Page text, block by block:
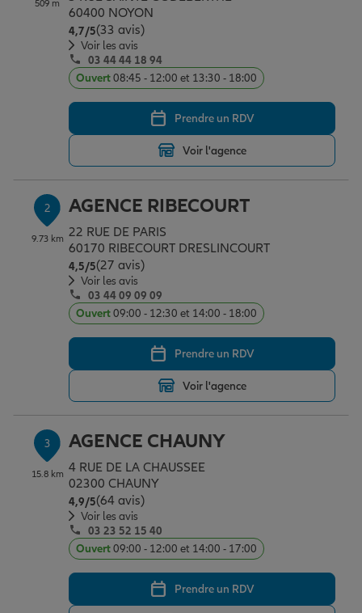
Assurance emprunteur
Prévoyance et dépendance
Assurance animal de compagnie
Protection de la famille
Protection juridique
Épargne & retraite
Plan épargne retraite
Assurance vie
Placements financiers
Investissements immobiliers
Transmission
Vos projets
Partir en vacances
Déménager
Changer de voiture
Départ à la retraite
Conseil assurance
Outre-mer
Assurance auto
Assurance habitation
Garantie des accidents de la vie
Assurance scolaire
Protection juridique
Professionnels
Allianz en France
509 m
60400 NOYON
4,7/5Note de 4.7 sur 5
(33 avis)
Voir les avis
03 44 44 18 94
Ouvert08:45 - 12:00 et 13:30 - 18:00
Prendre un RDV
Voir l'agence
2
9.73 km
AGENCE RIBECOURT
22 RUE DE PARIS
60170 RIBECOURT DRESLINCOURT
4,5/5Note de 4.5 sur 5
(27 avis)
Voir les avis
03 44 09 09 09
Ouvert09:00 - 12:30 et 14:00 - 18:00
Prendre un RDV
Voir l'agence
3
15.8 km
AGENCE CHAUNY
4 RUE DE LA CHAUSSEE
02300 CHAUNY
4,9/5Note de 4.9 sur 5
(64 avis)
Voir les avis
03 23 52 15 40
Ouvert09:00 - 12:00 et 14:00 - 17:00
Prendre un RDV